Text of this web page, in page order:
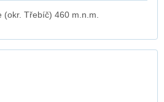
(okr. Třebíč) 460 m.n.m.